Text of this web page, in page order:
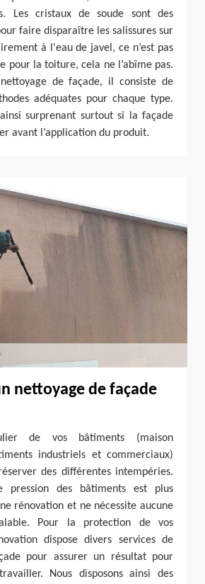
Les cristaux de soude sont des
faire disparaître les salissures sur
à l'eau de javel, ce n’est pas
pour la toiture, cela ne l’abîme pas.
de façade, il consiste de
adéquates pour chaque type.
surprenant surtout si la façade
avant l’application du produit.
nettoyage de façade
de vos bâtiments (maison
industriels et commerciaux)
des différentes intempéries.
pression des bâtiments est plus
rénovation et ne nécessite aucune
Pour la protection de vos
dispose divers services de
pour assurer un résultat pour
Nous disposons ainsi des